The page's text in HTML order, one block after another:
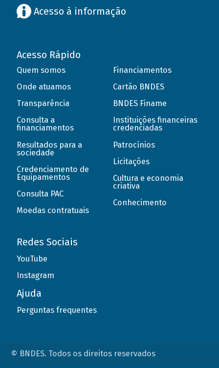
Acesso à informação
Acesso Rápido
Quem somos
Onde atuamos
Transparência
Consulta a
financiamentos
Resultados para a
sociedade
Credenciamento de
Equipamentos
Consulta PAC
Moedas contratuais
Financiamentos
Cartão BNDES
BNDES Finame
Instituições financeiras
credenciadas
Patrocínios
Licitações
Cultura e economia
criativa
Conhecimento
Redes Sociais
YouTube
Instagram
Ajuda
Perguntas frequentes
© BNDES. Todos os direitos reservados